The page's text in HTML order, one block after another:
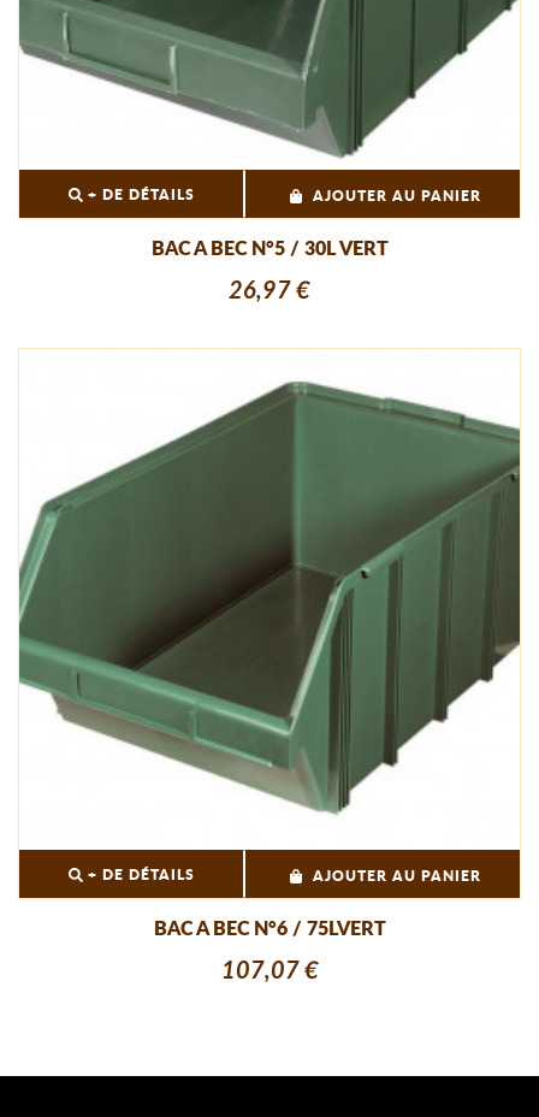
+ DE DÉTAILS AJOUTER AU PANIER
BAC A BEC N°5 / 30L VERT
26,97 €
+ DE DÉTAILS AJOUTER AU PANIER
BAC A BEC N°6 / 75LVERT
107,07 €